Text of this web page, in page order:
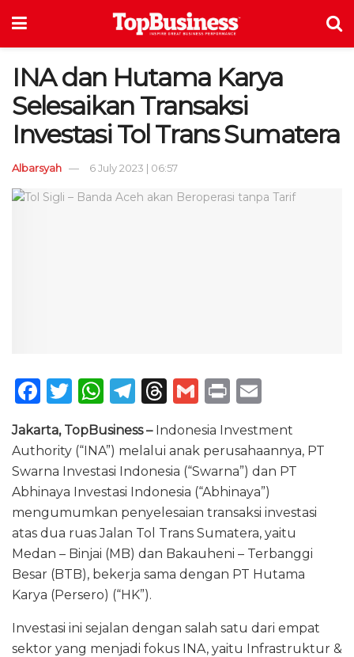
INA dan Hutama Karya
Selesaikan Transaksi
Investasi Tol Trans Sumatera
Albarsyah 6 July 2023 | 06:57
F
c
e
b
o
o
k
T
it
te
r
W
h
a
ts
A
p
p
T
e
g
ra
m
T
re
a
d
s
G
ai
l
P
n
t
ai
l
Jakarta, TopBusiness –Indonesia Investment
Authority (“INA”) melalui anak perusahaannya, PT
Swarna Investasi Indonesia (“Swarna”) dan PT
Abhinaya Investasi Indonesia (“Abhinaya”)
mengumumkan penyelesaian transaksi investasi
atas dua ruas Jalan Tol Trans Sumatera, yaitu
Medan – Binjai (MB) dan Bakauheni – Terbanggi
Besar (BTB), bekerja sama dengan PT Hutama
Karya (Persero) (“HK”).
Investasi ini sejalan dengan salah satu dari empat
sektor yang menjadi fokus INA, yaitu Infrastruktur &